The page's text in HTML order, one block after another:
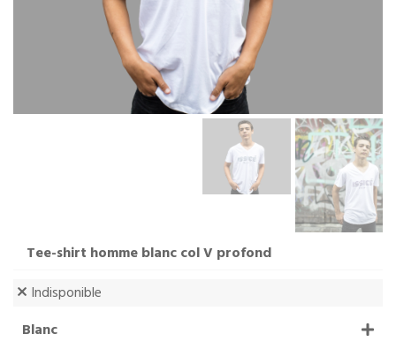
Tee-shirt homme blanc col V profond
Indisponible
Blanc